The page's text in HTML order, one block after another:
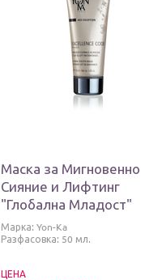
Маска за Мигновенно
Сияние и Лифтинг
"Глобална Младост"
Excellence Code Masque
Yon-Ka
Марка:Yon-Ka
Разфасовка: 50 мл.
ЦЕНА